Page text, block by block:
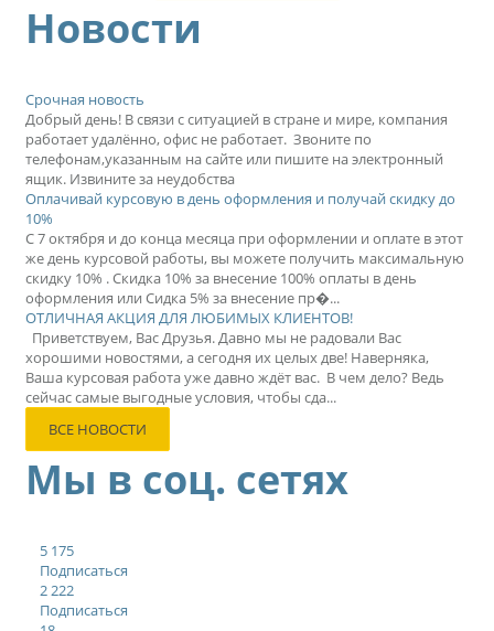
Новости
Срочная новость
Добрый день! В связи с ситуацией в стране и мире, компания
работает удалённо, офис не работает. Звоните по
телефонам,указанным на сайте или пишите на электронный
ящик. Извините за неудобства
Оплачивай курсовую в день оформления и получай скидку до
10%
С 7 октября и до конца месяца при оформлении и оплате в этот
же день курсовой работы, вы можете получить максимальную
скидку 10% . Скидка 10% за внесение 100% оплаты в день
оформления или Сидка 5% за внесение пр�...
ОТЛИЧНАЯ АКЦИЯ ДЛЯ ЛЮБИМЫХ КЛИЕНТОВ!
Приветствуем, Вас Друзья. Давно мы не радовали Вас
хорошими новостями, а сегодня их целых две! Наверняка,
Ваша курсовая работа уже давно ждёт вас. В чем дело? Ведь
сейчас самые выгодные условия, чтобы сда...
ВСЕ НОВОСТИ
Мы в соц. сетях
5 175
Подписаться
2 222
Подписаться